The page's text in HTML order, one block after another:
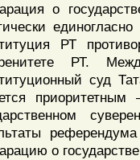
о
РТ
РТ.
суд
о